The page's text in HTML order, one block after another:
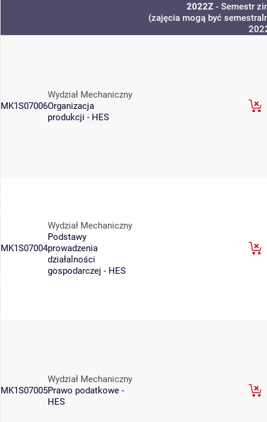
2022Z - Semestr
(zajęcia mogą być
MK1S07006
Wydział Mechaniczny
Organizacja
produkcji - HES
MK1S07004
Wydział Mechaniczny
Podstawy
prowadzenia
działalności
gospodarczej - HES
MK1S07005
Wydział Mechaniczny
Prawo podatkowe -
HES